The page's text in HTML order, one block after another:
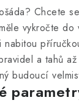
Chcete se
vykročte
nabitou
a tahů
budoucí